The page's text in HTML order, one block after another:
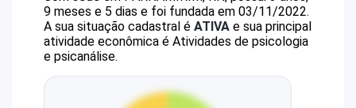
9 meses e 5 dias e foi fundada em 03/11/2022.
A sua situação cadastral é ATIVA e sua principal
atividade econômica é Atividades de psicologia
e psicanálise.